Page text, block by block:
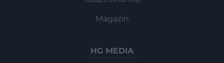
Magazin
HG MEDIA